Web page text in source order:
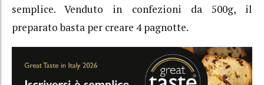
semplice. Venduto in confezioni da 500g, il
preparato basta per creare 4 pagnotte.